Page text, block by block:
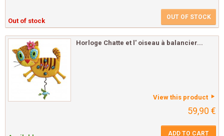
Out of stock OUT OF STOCK
Horloge Chatte et l' oiseau à balancier...
View this product
59,90 €
ADD TO CART